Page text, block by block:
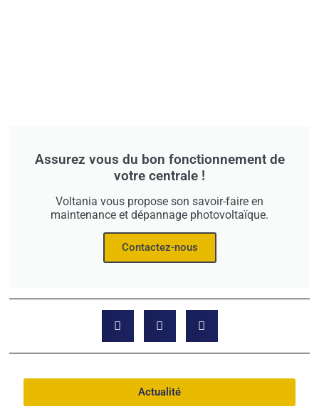
Assurez vous du bon fonctionnement de
votre centrale !
Voltania vous propose son savoir-faire en
maintenance et dépannage photovoltaïque.
Contactez-nous
Actualité